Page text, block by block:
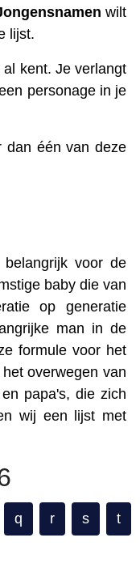
wilt
lijst.
kent. Je verlangt
personage in je
dan één van deze
voor de
baby die van
op generatie
man in de
formule voor het
overwegen van
papa's, die zich
wij een lijst met
q r s t